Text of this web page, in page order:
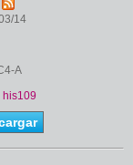
14
A
his109